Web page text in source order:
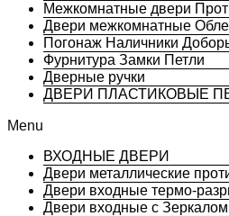
Межкомнатные двери
Двери межкомнатные
Погонаж Наличники
Фурнитура Замки Петли
Дверные ручки
ДВЕРИ ПЛАСТИКОВЫЕ
Menu
ВХОДНЫЕ ДВЕРИ
Двери металлические
Двери входные термо-
Двери входные с Зеркалом